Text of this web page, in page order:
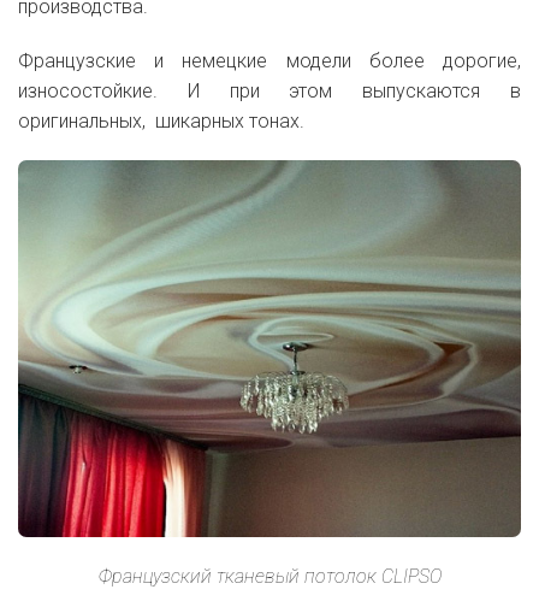
производства.
Французские и немецкие модели более дорогие,
износостойкие. И при этом выпускаются в
оригинальных, шикарных тонах.
Французский тканевый потолок CLIPSO